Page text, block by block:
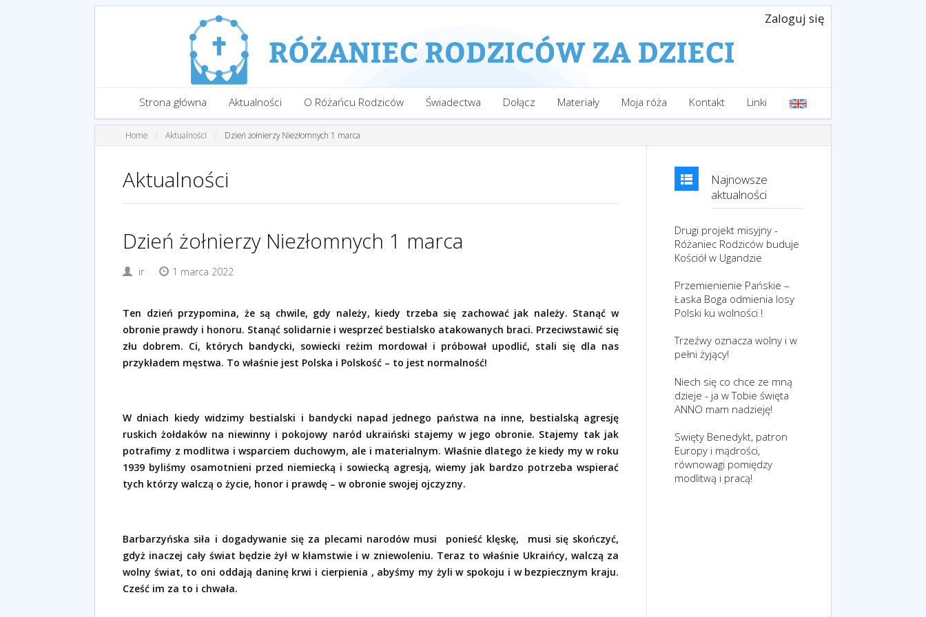
Zaloguj się
Strona główna Aktualności O Różańcu Rodziców Świadectwa Dołącz Materiały Moja róża Kontakt Linki
Home Aktualności Dzień żołnierzy Niezłomnych 1 marca
Aktualności
Dzień żołnierzy Niezłomnych 1 marca
ir 1 marca 2022
Ten dzień przypomina, że są chwile, gdy należy, kiedy trzeba się zachować jak należy. Stanąć w
obronie prawdy i honoru. Stanąć solidarnie i wesprzeć bestialsko atakowanych braci. Przeciwstawić się
złu dobrem. Ci, których bandycki, sowiecki reżim mordował i próbował upodlić, stali się dla nas
przykładem męstwa. To właśnie jest Polska i Polskość – to jest normalność!
W dniach kiedy widzimy bestialski i bandycki napad jednego państwa na inne, bestialską agresję
ruskich żołdaków na niewinny i pokojowy naród ukraiński stajemy w jego obronie. Stajemy tak jak
potrafimy z modlitwa i wsparciem duchowym, ale i materialnym. Właśnie dlatego że kiedy my w roku
1939 byliśmy osamotnieni przed niemiecką i sowiecką agresją, wiemy jak bardzo potrzeba wspierać
tych którzy walczą o życie, honor i prawdę – w obronie swojej ojczyzny.
Barbarzyńska siła i dogadywanie się za plecami narodów musi ponieść klęskę,
musi się skończyć,
gdyż inaczej cały świat będzie żył w kłamstwie i w zniewoleniu. Teraz to właśnie Ukraińcy, walczą za
wolny świat, to oni oddają daninę krwi i cierpienia , abyśmy my żyli w spokoju i w bezpiecznym kraju.
Cześć im za to i chwała.
Najnowsze
aktualności
Drugi projekt misyjny -
Różaniec Rodziców buduje
Kościół w Ugandzie
Przemienienie Pańskie –
Łaska Boga odmienia losy
Polski ku wolności !
Trzeźwy oznacza wolny i w
pełni żyjący!
Niech się co chce ze mną
dzieje - ja w Tobie święta
ANNO mam nadzieję!
Swięty Benedykt, patron
Europy i mądrości,
równowagi pomiędzy
modlitwą i pracą!